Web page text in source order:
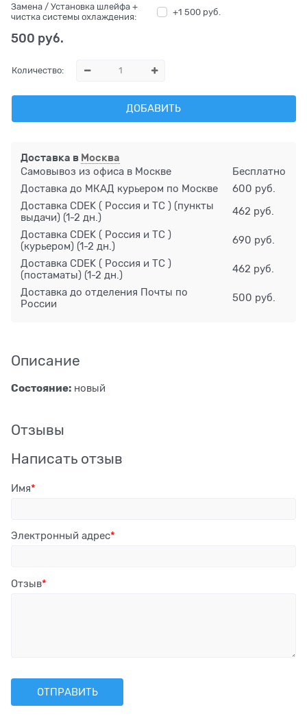
Замена / Установка шлейфа +
чистка системы охлаждения:
+1 500 руб.
500 руб.
Количество:
ДОБАВИТЬ
Доставка в Москва
Самовывоз из офиса в Москве
Бесплатно
Доставка до МКАД курьером по Москве
600 руб.
Доставка CDEK ( Россия и ТС ) (пункты
выдачи) (1-2 дн.)
462 руб.
Доставка CDEK ( Россия и ТС )
(курьером) (1-2 дн.)
690 руб.
Доставка CDEK ( Россия и ТС )
(постаматы) (1-2 дн.)
462 руб.
Доставка до отделения Почты по
России
500 руб.
Описание
Состояние: новый
Отзывы
Написать отзыв
Имя
Электронный адрес
Отзыв